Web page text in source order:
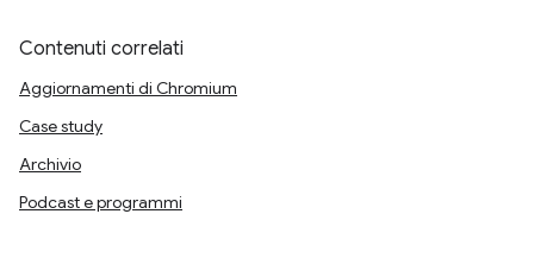
Contenuti correlati
Aggiornamenti di Chromium
Case study
Archivio
Podcast e programmi